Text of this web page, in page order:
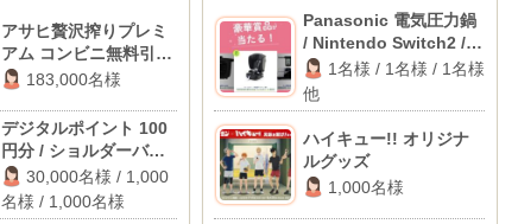
アサヒ贅沢搾りプレミ
アム コンビニ無料引換
えクーポン
183,000名様
デジタルポイント 100
円分 / ショルダーバッ
グ / クッションポーチ
30,000名様 / 1,000
名様 / 1,000名様
Panasonic 電気圧力鍋
/ Nintendo Switch2 /
LOGOS ポップフルシェ
ルター 他
1名様 / 1名様 / 1名様
他
ハイキュー!! オリジナ
ルグッズ
1,000名様